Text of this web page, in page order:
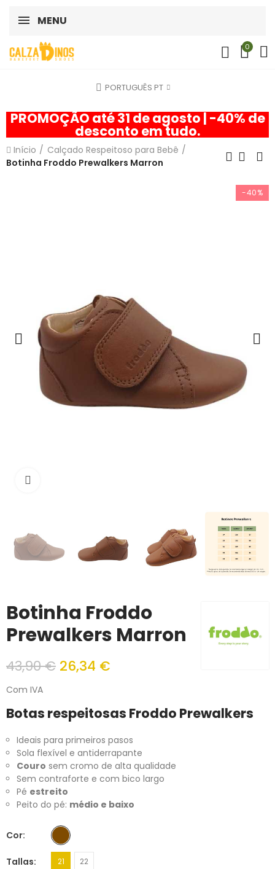
MENU
0
PORTUGUÊS PT
PROMOÇÃO até 31 de agosto | -40% de
desconto em tudo.
Início
Calçado Respeitoso para Bebê
Botinha Froddo Prewalkers Marron
-40%
Botinha Froddo
Prewalkers Marron
43,90 € 26,34 €
Com IVA
Botas respeitosas Froddo Prewalkers
Ideais para primeiros pasos
Sola flexível e antiderrapante
Couro sem cromo de alta qualidade
Sem contraforte e com bico largo
Pé estreito
Peito do pé: médio e baixo
Cor
Tallas 21 22